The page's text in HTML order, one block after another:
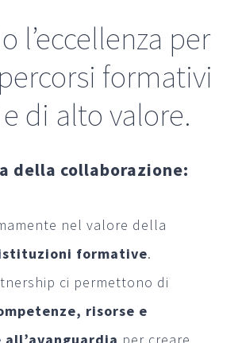
l’eccellenza per
formativi
di alto valore.
della collaborazione:
nel valore della
formative.
ci permettono di
risorse e
per creare